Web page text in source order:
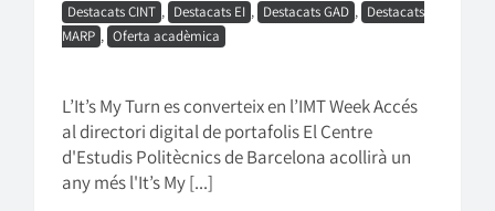
Destacats CINT , Destacats EI , Destacats GAD , Destacats
MARP , Oferta acadèmica
L’It’s My Turn es converteix en l’IMT Week Accés
al directori digital de portafolis El Centre
d'Estudis Politècnics de Barcelona acollirà un
any més l'It’s My [...]